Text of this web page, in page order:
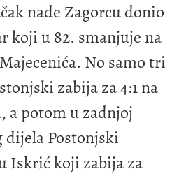
nade Zagorcu donio
koji u 82. smanjuje na
No samo tri
zabija za 4:1 na
a potom u zadnjoj
Postonjski
Iskrić koji zabija za